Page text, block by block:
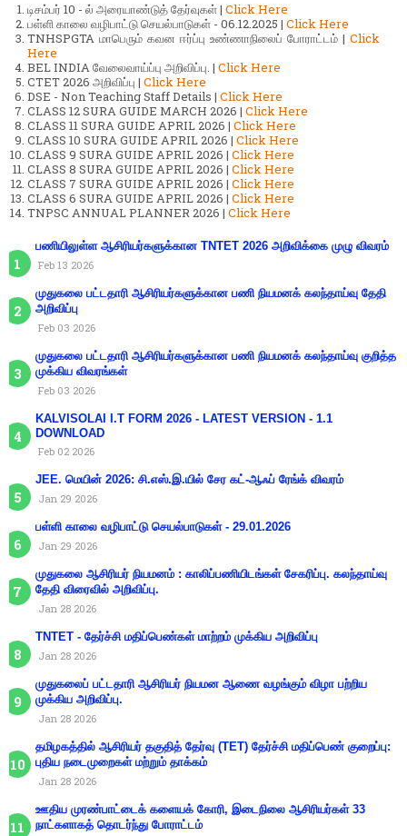
டிசம்பர் 10 - ல் அரையாண்டுத் தேர்வுகள் | Click Here
பள்ளி காலை வழிபாட்டு செயல்பாடுகள் - 06.12.2025 | Click Here
TNHSPGTA மாபெரும் கவன ஈர்ப்பு உண்ணாநிலைப் போராட்டம் | Click
Here
BEL INDIA வேலைவாய்ப்பு அறிவிப்பு. | Click Here
CTET 2026 அறிவிப்பு | Click Here
DSE - Non Teaching Staff Details | Click Here
CLASS 12 SURA GUIDE MARCH 2026 | Click Here
CLASS 11 SURA GUIDE APRIL 2026 | Click Here
CLASS 10 SURA GUIDE APRIL 2026 | Click Here
CLASS 9 SURA GUIDE APRIL 2026 | Click Here
CLASS 8 SURA GUIDE APRIL 2026 | Click Here
CLASS 7 SURA GUIDE APRIL 2026 | Click Here
CLASS 6 SURA GUIDE APRIL 2026 | Click Here
TNPSC ANNUAL PLANNER 2026 | Click Here
பணியிலுள்ள ஆசிரியர்களுக்கான TNTET 2026 அறிவிக்கை முழு விவரம்
Feb 13 2026
முதுகலை பட்டதாரி ஆசிரியர்களுக்கான பணி நியமனக் கலந்தாய்வு தேதி
அறிவிப்பு
Feb 03 2026
முதுகலை பட்டதாரி ஆசிரியர்களுக்கான பணி நியமனக் கலந்தாய்வு குறித்த
முக்கிய விவரங்கள்
Feb 03 2026
KALVISOLAI I.T FORM 2026 - LATEST VERSION - 1.1
DOWNLOAD
Feb 02 2026
JEE. மெயின் 2026: சி.எஸ்.இ.யில் சேர கட்-ஆஃப் ரேங்க் விவரம்
Jan 29 2026
பள்ளி காலை வழிபாட்டு செயல்பாடுகள் - 29.01.2026
Jan 29 2026
முதுகலை ஆசிரியர் நியமனம் : காலிப்பணியிடங்கள் சேகரிப்பு. கலந்தாய்வு
தேதி விரைவில் அறிவிப்பு.
Jan 28 2026
TNTET - தேர்ச்சி மதிப்பெண்கள் மாற்றம் முக்கிய அறிவிப்பு
Jan 28 2026
முதுகலைப் பட்டதாரி ஆசிரியர் நியமன ஆணை வழங்கும் விழா பற்றிய
முக்கிய அறிவிப்பு.
Jan 28 2026
தமிழகத்தில் ஆசிரியர் தகுதித் தேர்வு (TET) தேர்ச்சி மதிப்பெண் குறைப்பு:
புதிய நடைமுறைகள் மற்றும் தாக்கம்
Jan 28 2026
ஊதிய முரண்பாட்டைக் களையக் கோரி, இடைநிலை ஆசிரியர்கள் 33
நாட்களாகத் தொடர்ந்து போராட்டம்